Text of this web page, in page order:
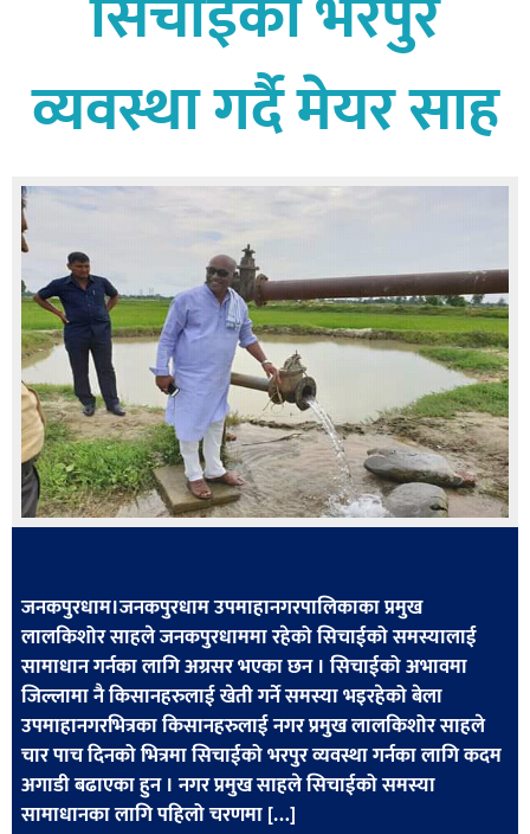
बागमती
सुदूरपश्चिम
विशेष
प्रमुख
समाचार
राष्ट्रिय
अन्तराष्ट्रिय
अन्तरबार्ता
अर्थ
मनोरञ्जन
फोटो
/
भिडियो
अन्य
समाज
व्यवस्था गर्दै मेयर साह
जनकपुरधाम।जनकपुरधाम उपमाहानगरपालिकाका प्रमुख
लालकिशोर साहले जनकपुरधाममा रहेको सिचाईको समस्यालाई
सामाधान गर्नका लागि अग्रसर भएका छन । सिचाईको अभावमा
जिल्लामा नै किसानहरुलाई खेती गर्ने समस्या भइरहेको बेला
उपमाहानगरभित्रका किसानहरुलाई नगर प्रमुख लालकिशोर साहले
चार पाच दिनको भित्रमा सिचाईको भरपुर व्यवस्था गर्नका लागि कदम
अगाडी बढाएका हुन । नगर प्रमुख साहले सिचाईको समस्या
सामाधानका लागि पहिलो चरणमा […]